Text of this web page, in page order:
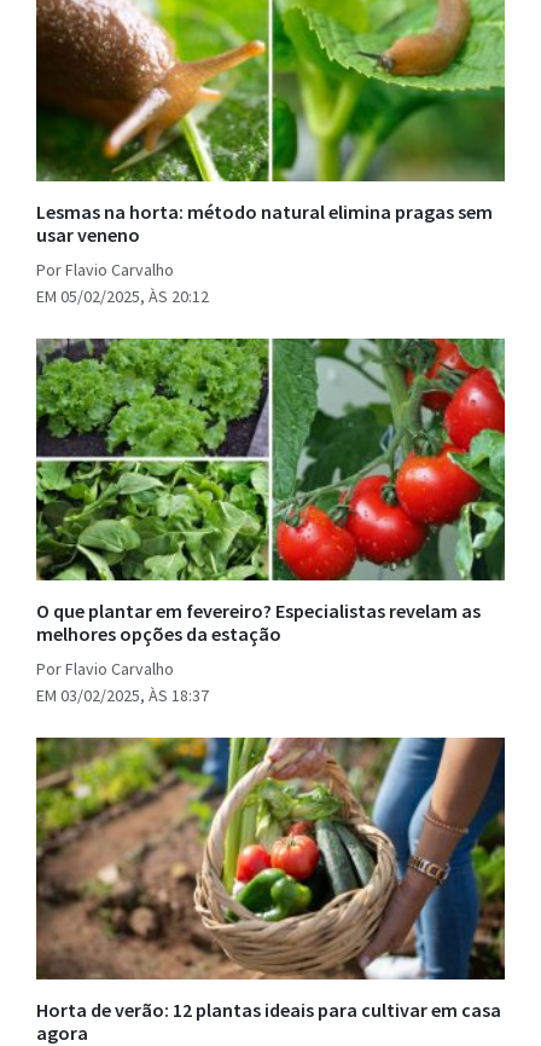
Lesmas na horta: método natural elimina pragas sem
usar veneno
Por Flavio Carvalho
EM 05/02/2025, ÀS 20:12
O que plantar em fevereiro? Especialistas revelam as
melhores opções da estação
Por Flavio Carvalho
EM 03/02/2025, ÀS 18:37
Horta de verão: 12 plantas ideais para cultivar em casa
agora